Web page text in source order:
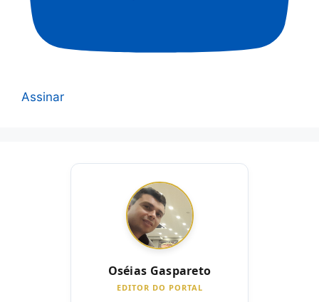
Assinar
Oséias Gaspareto
EDITOR DO PORTAL